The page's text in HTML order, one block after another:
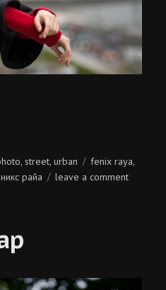
Райа”
, street,urban Tags
fenix raya,
райа leave a commenton